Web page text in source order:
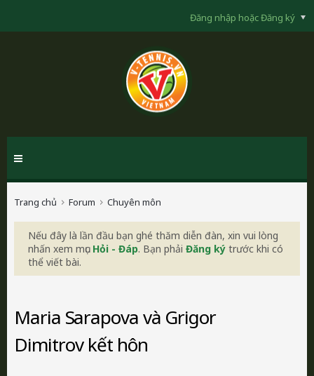
Đăng nhập hoặc Đăng ký
Trang chủ Forum Chuyên môn
Nếu đây là lần đầu bạn ghé thăm diễn đàn, xin vui lòng
nhấn xem mục Hỏi - Đáp. Bạn phải Đăng ký trước khi có
thể viết bài.
Маrіа Ѕһаrароvа và Grіgоr
Dіmіtrоv kết hôn